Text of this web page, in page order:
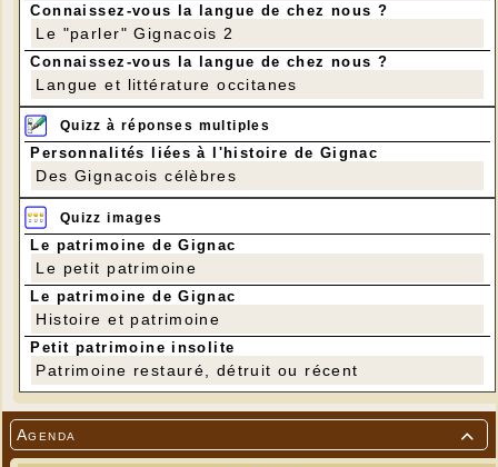

Agenda
Connaissez-vous la langue de chez nous ?
Le "parler" Gignacois 2
Connaissez-vous la langue de chez nous ?
Langue et littérature occitanes
Quizz à réponses multiples
Personnalités liées à l'histoire de Gignac
Des Gignacois célèbres
Quizz images
Le patrimoine de Gignac
Le petit patrimoine
Le patrimoine de Gignac
Histoire et patrimoine
Petit patrimoine insolite
Patrimoine restauré, détruit ou récent